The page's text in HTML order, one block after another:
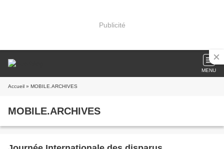
Publicité
MENU
Accueil » MOBILE.ARCHIVES
MOBILE.ARCHIVES